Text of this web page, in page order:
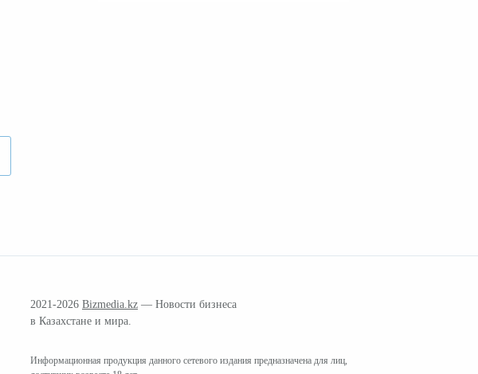
2021-2026 Bizmedia.kz — Новости бизнеса
в Казахстане и мира.
Информационная продукция данного сетевого издания предназначена для лиц,